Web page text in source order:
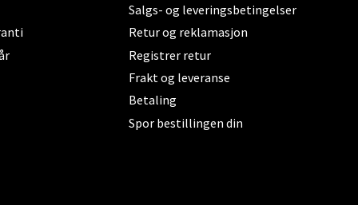
Salgs- og leveringsbetingelser
Retur og reklamasjon
Registrer retur
Frakt og leveranse
Betaling
Spor bestillingen din